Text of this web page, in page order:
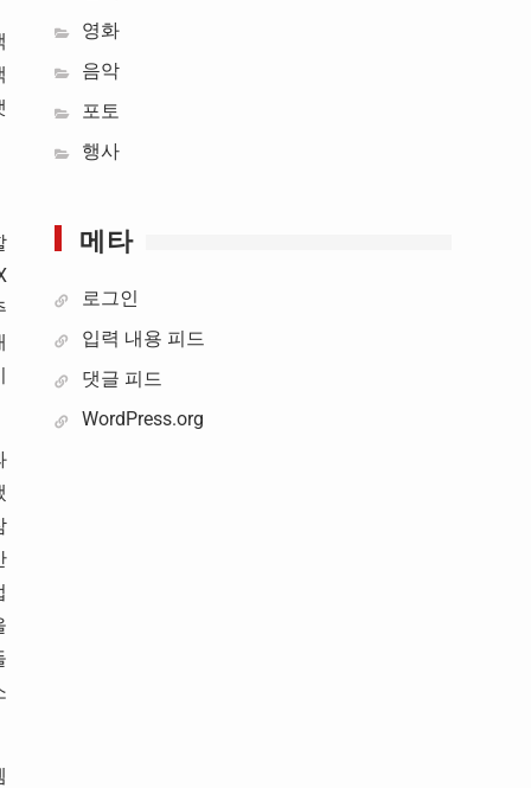
영화
음악
포토
행사
메타
로그인
입력 내용 피드
댓글 피드
WordPress.org